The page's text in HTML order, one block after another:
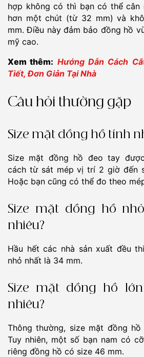
hợp không có thì bạn có thể cân
hơn một chút (từ 32 mm) và
mm. Điều này đảm bảo đồng hồ
mỹ cao.
Xem thêm: Hướng Dẫn Cách
Tiết, Đơn Giản Tại Nhà
Câu hỏi thường gặp
Size mặt đồng hồ tính
Size mặt đồng hồ đeo tay
cách từ sát mép vị trí 2 giờ đến
Hoặc bạn cũng có thể đo theo
Size mặt đồng hồ
nhiêu?
Hầu hết các nhà sản xuất đều
nhỏ nhất là 34 mm.
Size mặt đồng hồ
nhiêu?
Thông thường, size mặt đồng
Tuy nhiên, một số bạn nam có
riêng đồng hồ có size 46 mm.